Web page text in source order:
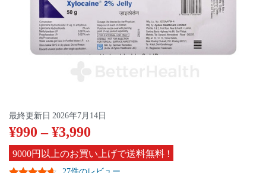
¥990 –¥3,990
9000円以上のお買い上げで送料無料 !
最終更新日 2026年7月14日